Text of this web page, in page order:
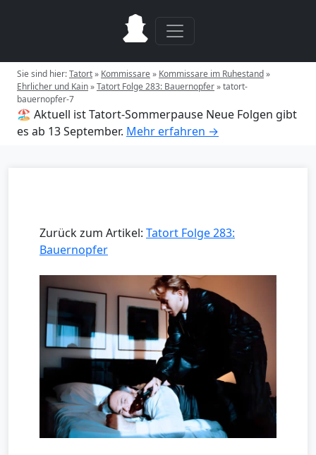
Sie sind hier:Tatort» Kommissare» Kommissare im Ruhestand»
Ehrlicher und Kain»Tatort Folge 283: Bauernopfer»tatort-
bauernopfer-7
🏖️ Aktuell ist Tatort-Sommerpause Neue Folgen gibt
es ab 13 September. Mehr erfahren →
Zurück zum Artikel: Tatort Folge 283:
Bauernopfer